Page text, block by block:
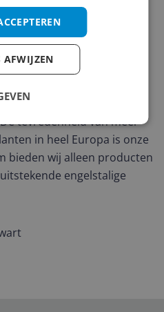
merken, zoals
zwart geschilderd met
beschermt de rails
tevredenheid van meer
in heel Europa is onze
bieden wij alleen producten
engelstalige
AFWIJZEN